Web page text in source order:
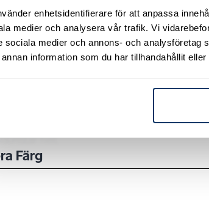
enhetsidentifierare för att anpassa
medier och analysera vår trafik. Vi
sociala medier och annons- och
annan information som du har tillhandahållit
med en pensel i ett tjockt och jämnt skikt
färgen har rest sig, vanligtvis från en
med en spackelspade innan Sanera
helt.
Färg